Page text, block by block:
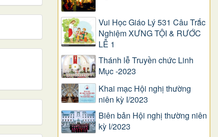
Vui Học Giáo Lý 531 Câu Trắc
Nghiệm XƯNG TỘI & RƯỚC
LỄ 1
Thánh lễ Truyền chức Linh
Mục -2023
Khai mạc Hội nghị thường
niên kỳ I/2023
Biên bản Hội nghị thường niên
kỳ I/2023